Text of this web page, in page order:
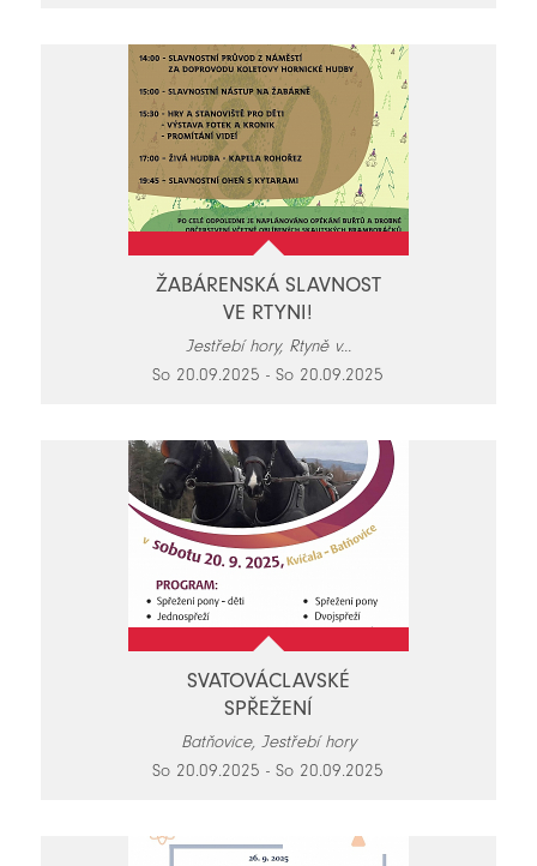
ŽABÁRENSKÁ SLAVNOST
VE RTYNI!
Jestřebí hory, Rtyně v...
So 20.09.2025 - So 20.09.2025
SVATOVÁCLAVSKÉ
SPŘEŽENÍ
Batňovice, Jestřebí hory
So 20.09.2025 - So 20.09.2025